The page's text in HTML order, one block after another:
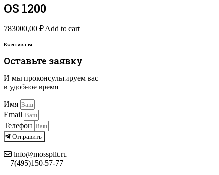
OS 1200
783000,00 ₽ Add to cart
Контакты
Оставьте заявку
И мы проконсультируем вас
в удобное время
Имя
Email
Телефон
Отправить
info@mossplit.ru
+7(495)150-57-77